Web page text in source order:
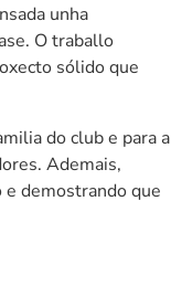
unha
O traballo
sólido que
do club e para a
Ademais,
demostrando que